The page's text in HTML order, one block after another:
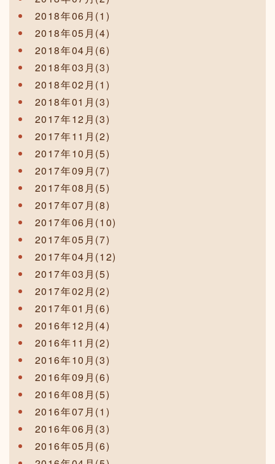
2018年06月(1)
2018年05月(4)
2018年04月(6)
2018年03月(3)
2018年02月(1)
2018年01月(3)
2017年12月(3)
2017年11月(2)
2017年10月(5)
2017年09月(7)
2017年08月(5)
2017年07月(8)
2017年06月(10)
2017年05月(7)
2017年04月(12)
2017年03月(5)
2017年02月(2)
2017年01月(6)
2016年12月(4)
2016年11月(2)
2016年10月(3)
2016年09月(6)
2016年08月(5)
2016年07月(1)
2016年06月(3)
2016年05月(6)